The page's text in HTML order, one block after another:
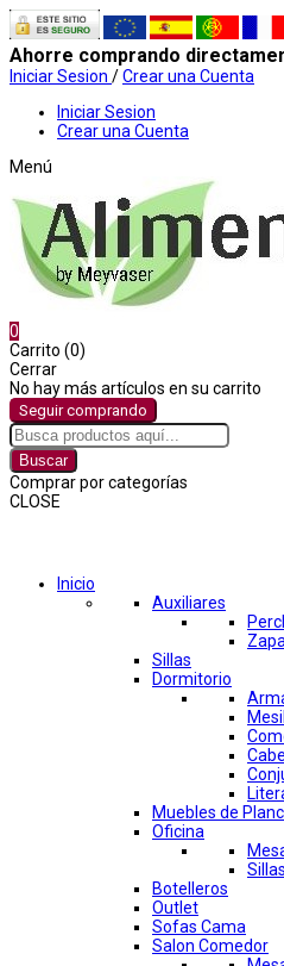
Ahorre comprando
Iniciar Sesion /Crear una Cuenta
Iniciar Sesion
Crear una Cuenta
Menú
0
Carrito (0)
Cerrar
No hay más artículos en su carrito
Seguir comprando
Buscar
Comprar por categorías
CLOSE
Inicio
Auxiliares
Sillas
Dormitorio
Muebles de
Oficina
Botelleros
Outlet
Sofas Cama
Salon Comedor